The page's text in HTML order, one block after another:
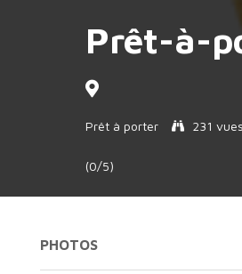
Prêt-à-
Prêt à porter 231 vues
(0/5)
PHOTOS